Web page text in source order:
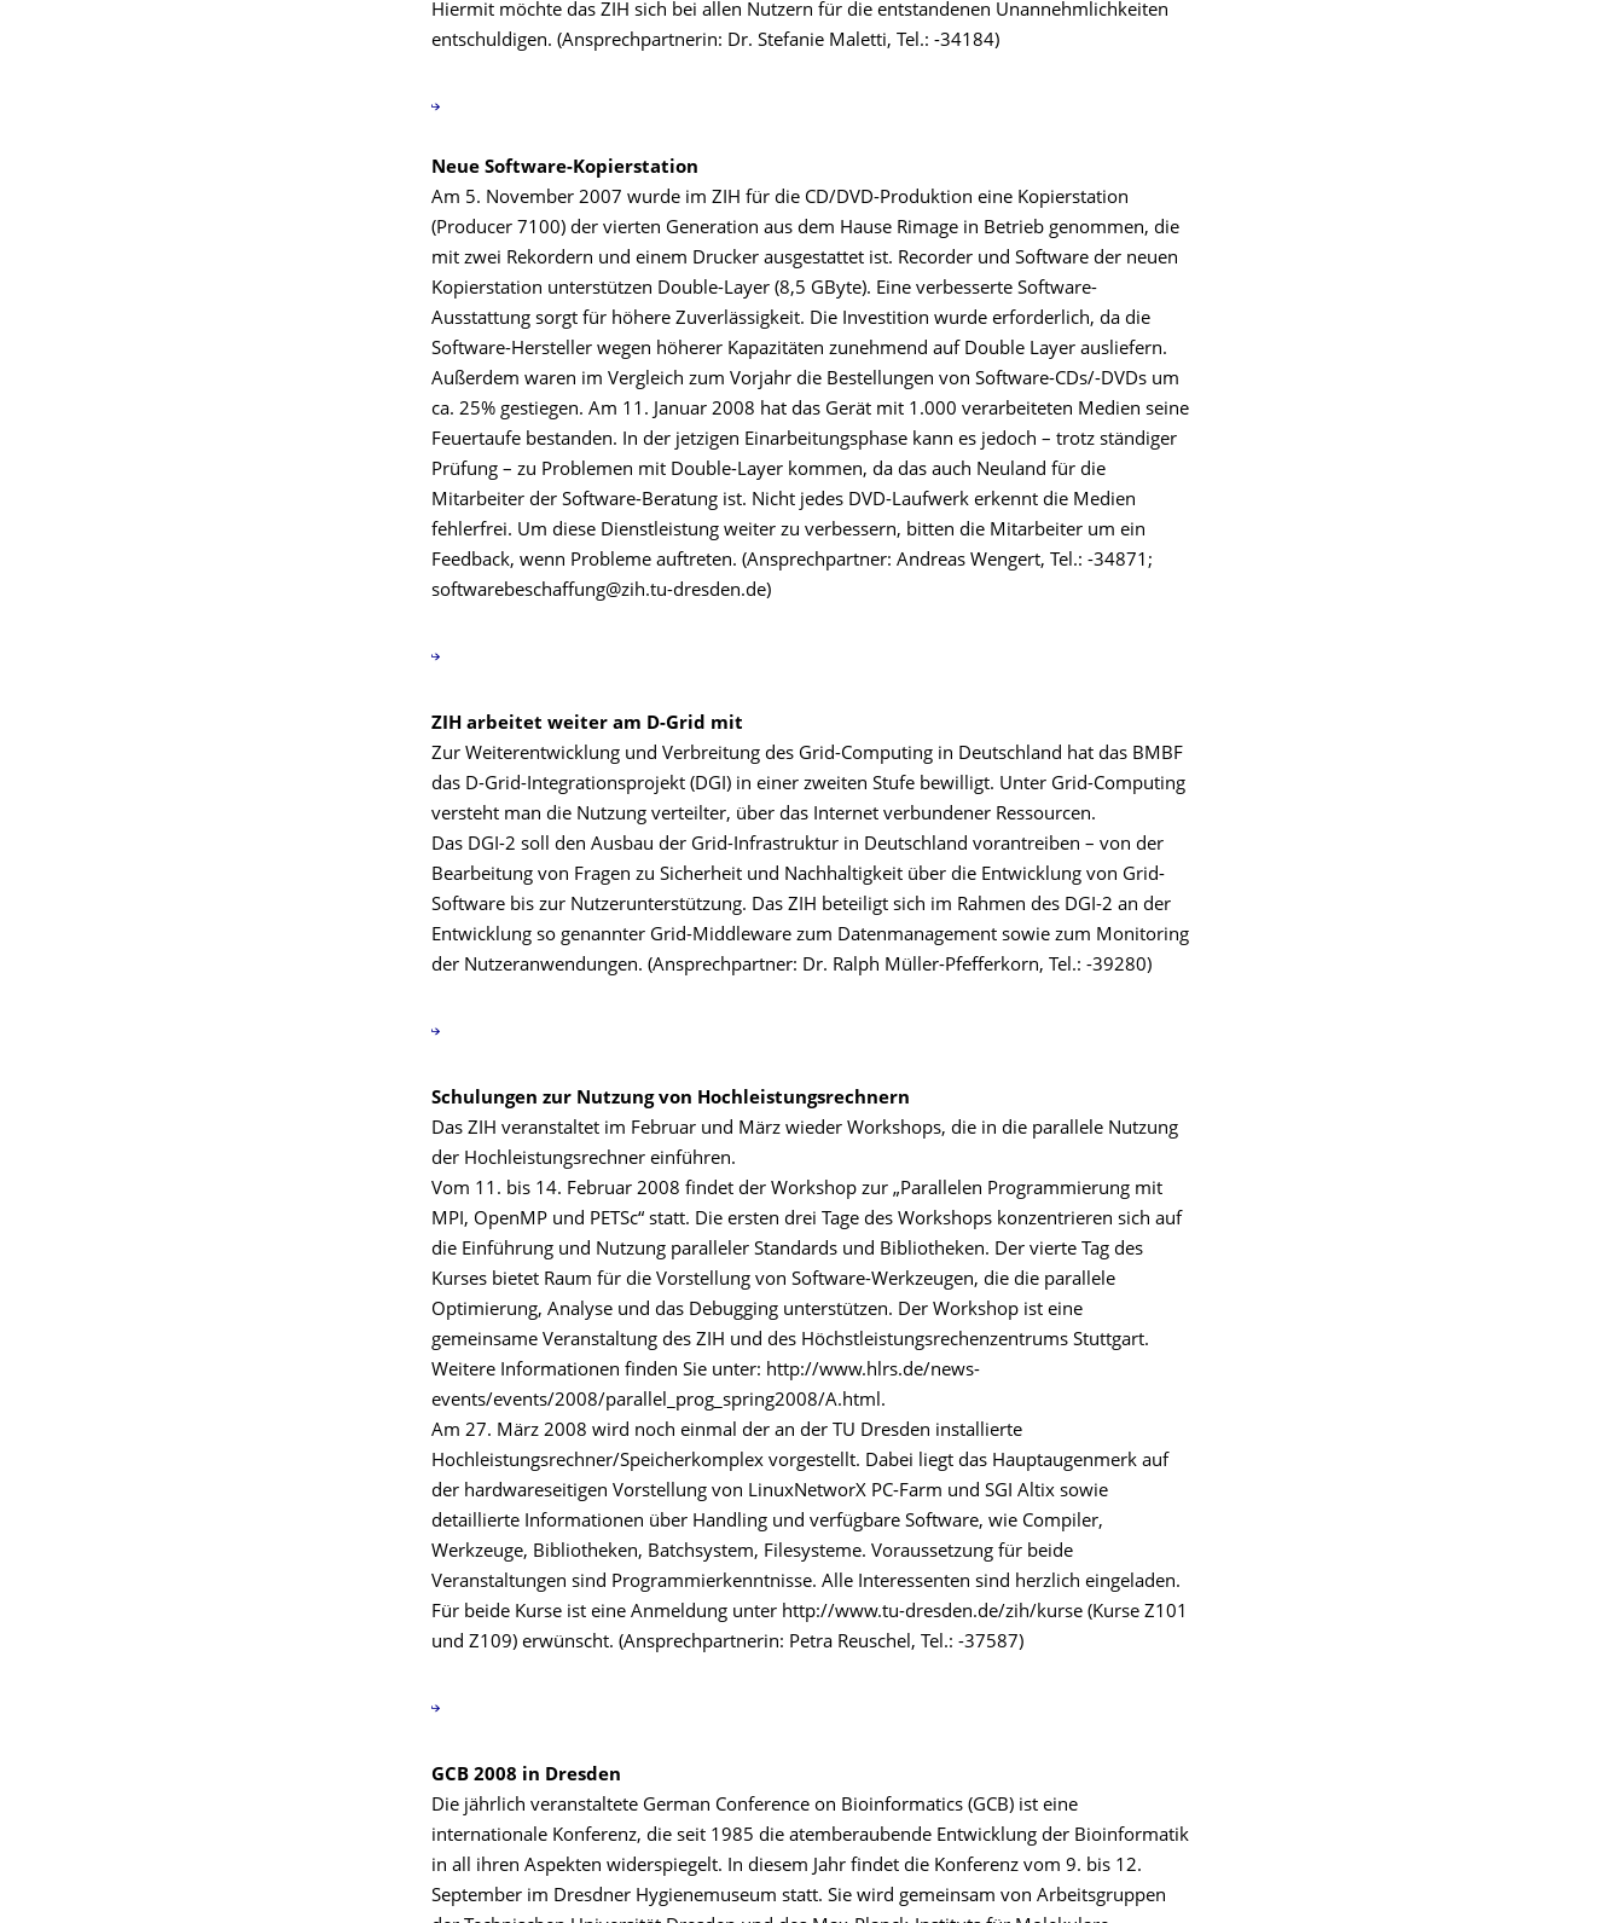
Hiermit möchte das ZIH sich bei allen Nutzern für die entstandenen Unannehmlichkeiten
entschuldigen. (Ansprechpartnerin: Dr. Stefanie Maletti, Tel.: -34184)
Neue Software-Kopierstation
Am 5. November 2007 wurde im ZIH für die CD/DVD-Produktion eine Kopierstation
(Producer 7100) der vierten Generation aus dem Hause Rimage in Betrieb genommen, die
mit zwei Rekordern und einem Drucker ausgestattet ist. Recorder und Software der neuen
Kopierstation unterstützen Double-Layer (8,5 GByte). Eine verbesserte Software-
Ausstattung sorgt für höhere Zuverlässigkeit. Die Investition wurde erforderlich, da die
Software-Hersteller wegen höherer Kapazitäten zunehmend auf Double Layer ausliefern.
Außerdem waren im Vergleich zum Vorjahr die Bestellungen von Software-CDs/-DVDs um
ca. 25% gestiegen. Am 11. Januar 2008 hat das Gerät mit 1.000 verarbeiteten Medien seine
Feuertaufe bestanden. In der jetzigen Einarbeitungsphase kann es jedoch – trotz ständiger
Prüfung – zu Problemen mit Double-Layer kommen, da das auch Neuland für die
Mitarbeiter der Software-Beratung ist. Nicht jedes DVD-Laufwerk erkennt die Medien
fehlerfrei. Um diese Dienstleistung weiter zu verbessern, bitten die Mitarbeiter um ein
Feedback, wenn Probleme auftreten. (Ansprechpartner: Andreas Wengert, Tel.: -34871;
softwarebeschaffung@zih.tu-dresden.de)
ZIH arbeitet weiter am D-Grid mit
Zur Weiterentwicklung und Verbreitung des Grid-Computing in Deutschland hat das BMBF
das D-Grid-Integrationsprojekt (DGI) in einer zweiten Stufe bewilligt. Unter Grid-Computing
versteht man die Nutzung verteilter, über das Internet verbundener Ressourcen.
Das DGI-2 soll den Ausbau der Grid-Infrastruktur in Deutschland vorantreiben – von der
Bearbeitung von Fragen zu Sicherheit und Nachhaltigkeit über die Entwicklung von Grid-
Software bis zur Nutzerunterstützung. Das ZIH beteiligt sich im Rahmen des DGI-2 an der
Entwicklung so genannter Grid-Middleware zum Datenmanagement sowie zum Monitoring
der Nutzeranwendungen. (Ansprechpartner: Dr. Ralph Müller-Pfefferkorn, Tel.: -39280)
Schulungen zur Nutzung von Hochleistungsrechnern
Das ZIH veranstaltet im Februar und März wieder Workshops, die in die parallele Nutzung
der Hochleistungsrechner einführen.
Vom 11. bis 14. Februar 2008 findet der Workshop zur „Parallelen Programmierung mit
MPI, OpenMP und PETSc“ statt. Die ersten drei Tage des Workshops konzentrieren sich auf
die Einführung und Nutzung paralleler Standards und Bibliotheken. Der vierte Tag des
Kurses bietet Raum für die Vorstellung von Software-Werkzeugen, die die parallele
Optimierung, Analyse und das Debugging unterstützen. Der Workshop ist eine
gemeinsame Veranstaltung des ZIH und des Höchstleistungsrechenzentrums Stuttgart.
Weitere Informationen finden Sie unter: http://www.hlrs.de/news-
events/events/2008/parallel_prog_spring2008/A.html.
Am 27. März 2008 wird noch einmal der an der TU Dresden installierte
Hochleistungsrechner/Speicherkomplex vorgestellt. Dabei liegt das Hauptaugenmerk auf
der hardwareseitigen Vorstellung von LinuxNetworX PC-Farm und SGI Altix sowie
detaillierte Informationen über Handling und verfügbare Software, wie Compiler,
Werkzeuge, Bibliotheken, Batchsystem, Filesysteme. Voraussetzung für beide
Veranstaltungen sind Programmierkenntnisse. Alle Interessenten sind herzlich eingeladen.
Für beide Kurse ist eine Anmeldung unter http://www.tu-dresden.de/zih/kurse (Kurse Z101
und Z109) erwünscht. (Ansprechpartnerin: Petra Reuschel, Tel.: -37587)
GCB 2008 in Dresden
Die jährlich veranstaltete German Conference on Bioinformatics (GCB) ist eine
internationale Konferenz, die seit 1985 die atemberaubende Entwicklung der Bioinformatik
in all ihren Aspekten widerspiegelt. In diesem Jahr findet die Konferenz vom 9. bis 12.
September im Dresdner Hygienemuseum statt. Sie wird gemeinsam von Arbeitsgruppen